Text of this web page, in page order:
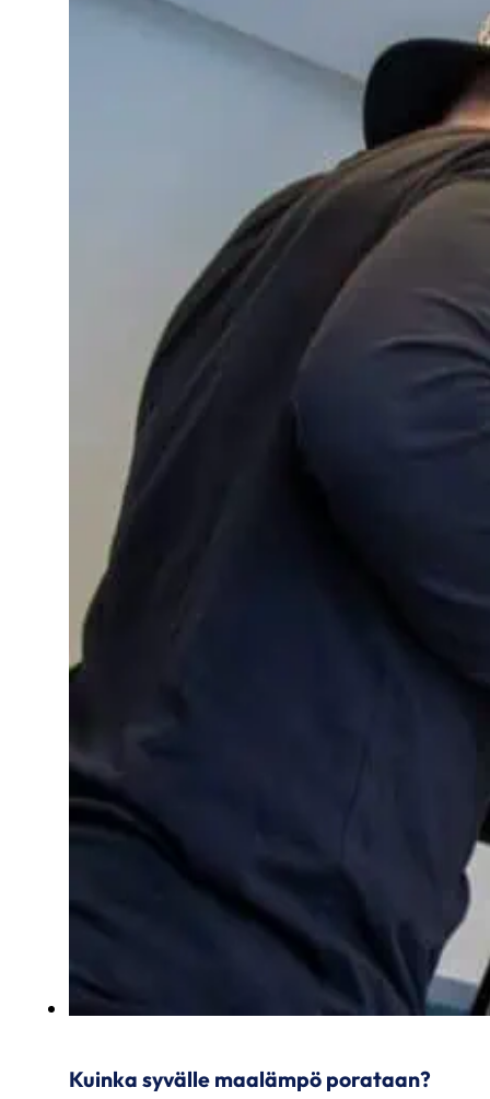
Kuinka syvälle maalämpö porataan?